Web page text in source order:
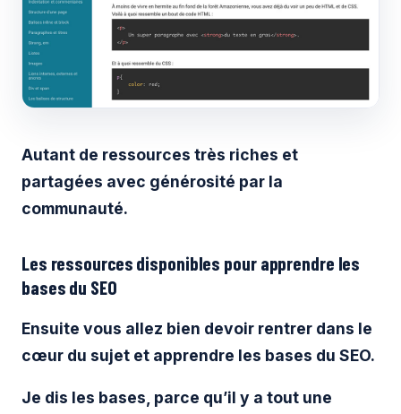
Autant de ressources très riches et
partagées avec générosité par la
communauté.
Les ressources disponibles pour apprendre les
bases du SEO
Ensuite vous allez bien devoir rentrer dans le
cœur du sujet et apprendre les bases du SEO.
Je dis les bases, parce qu’il y a tout une